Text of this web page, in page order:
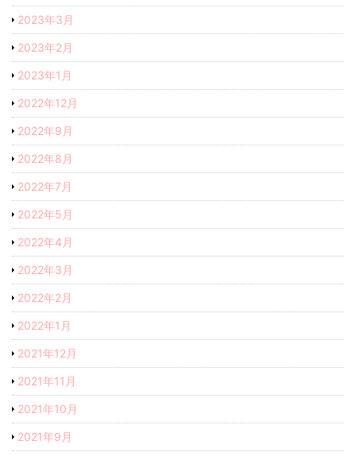
2023年3月
2023年2月
2023年1月
2022年12月
2022年9月
2022年8月
2022年7月
2022年5月
2022年4月
2022年3月
2022年2月
2022年1月
2021年12月
2021年11月
2021年10月
2021年9月